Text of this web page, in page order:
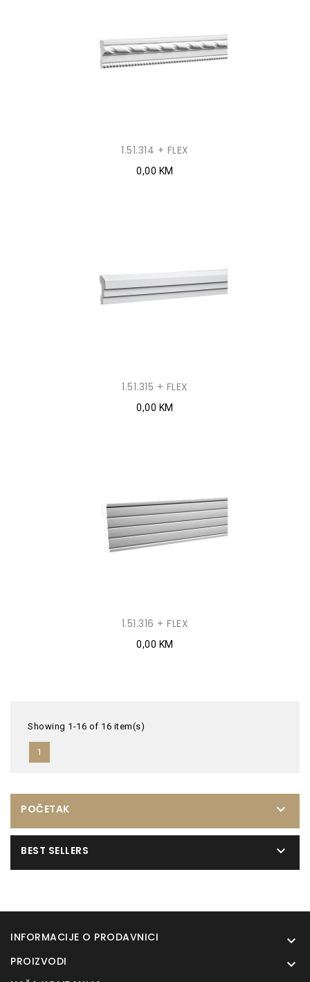
1.51.314 + FLEX
0,00 KM
1.51.315 + FLEX
0,00 KM
1.51.316 + FLEX
0,00 KM
Showing 1-16 of 16 item(s)
1
POČETAK 
BEST SELLERS 
INFORMACIJE O PRODAVNICI 
PROIZVODI 